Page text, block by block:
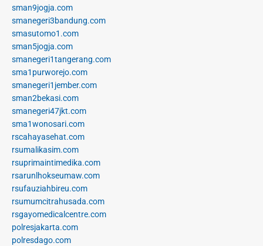
sman9jogja.com
smanegeri3bandung.com
smasutomo1.com
sman5jogja.com
smanegeri1tangerang.com
sma1purworejo.com
smanegeri1jember.com
sman2bekasi.com
smanegeri47jkt.com
sma1wonosari.com
rscahayasehat.com
rsumalikasim.com
rsuprimaintimedika.com
rsarunlhokseumaw.com
rsufauziahbireu.com
rsumumcitrahusada.com
rsgayomedicalcentre.com
polresjakarta.com
polresdago.com